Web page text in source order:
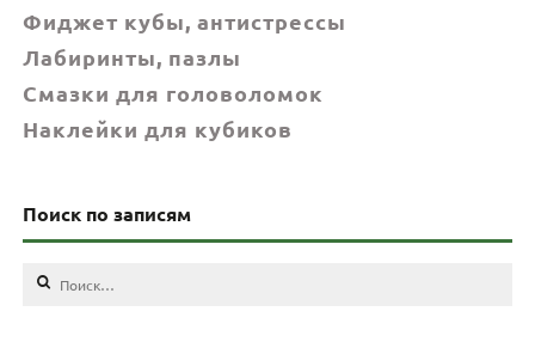
Фиджет кубы, антистрессы
Лабиринты, пазлы
Смазки для головоломок
Наклейки для кубиков
Поиск по записям
Найти: